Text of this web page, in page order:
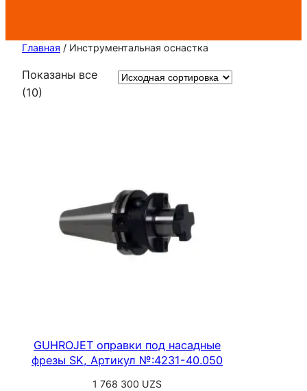
Главная / Инструментальная оснастка
Показаны все
(10)
GUHROJET оправки под насадные
фрезы SK, Артикул №:4231-40.050
1 768 300 UZS